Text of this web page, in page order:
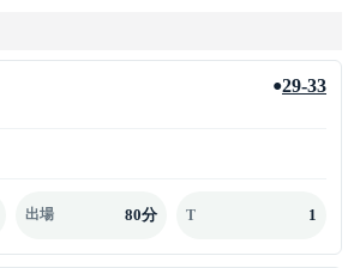
●29-33
出場 80分 T 1